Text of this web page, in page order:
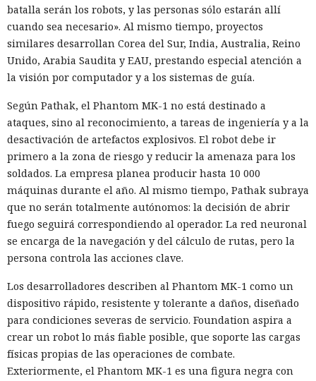
batalla serán los robots, y las personas sólo estarán allí
cuando sea necesario». Al mismo tiempo, proyectos
similares desarrollan Corea del Sur, India, Australia, Reino
Unido, Arabia Saudita y EAU, prestando especial atención a
la visión por computador y a los sistemas de guía.
Según Pathak, el Phantom MK-1 no está destinado a
ataques, sino al reconocimiento, a tareas de ingeniería y a la
desactivación de artefactos explosivos. El robot debe ir
primero a la zona de riesgo y reducir la amenaza para los
soldados. La empresa planea producir hasta 10 000
máquinas durante el año. Al mismo tiempo, Pathak subraya
que no serán totalmente autónomos: la decisión de abrir
fuego seguirá correspondiendo al operador. La red neuronal
se encarga de la navegación y del cálculo de rutas, pero la
persona controla las acciones clave.
Los desarrolladores describen al Phantom MK-1 como un
dispositivo rápido, resistente y tolerante a daños, diseñado
para condiciones severas de servicio. Foundation aspira a
crear un robot lo más fiable posible, que soporte las cargas
físicas propias de las operaciones de combate.
Exteriormente, el Phantom MK-1 es una figura negra con